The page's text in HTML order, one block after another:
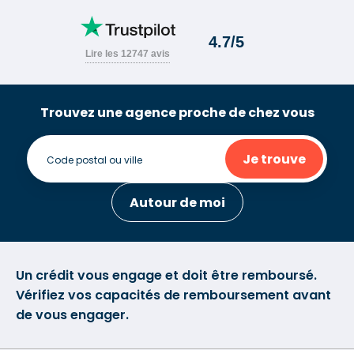
Trouvez une agence proche de chez vous
Je trouve
Autour de moi
Un crédit vous engage et doit être remboursé.
Vérifiez vos capacités de remboursement avant
de vous engager.